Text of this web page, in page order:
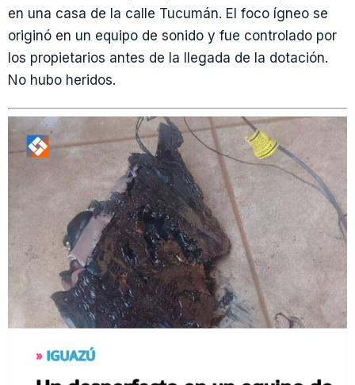
en una casa de la calle Tucumán. El foco ígneo se
originó en un equipo de sonido y fue controlado por
los propietarios antes de la llegada de la dotación.
No hubo heridos.